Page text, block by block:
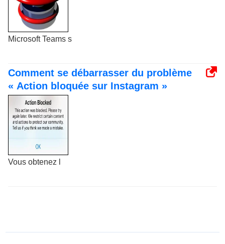
Microsoft Teams s
Comment se débarrasser du problème
« Action bloquée sur Instagram »
Vous obtenez l